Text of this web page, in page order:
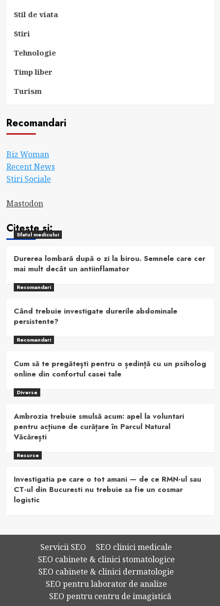
Stil de viata
Stiri
Tehnologie
Timp liber
Turism
Recomandari
Biz Woman
Recent News
Stiri Sociale
Mastodon
Citeste si:
Sfatul medicului
Durerea lombară după o zi la birou. Semnele care cer
mai mult decât un antiinflamator
Recomandari
Când trebuie investigate durerile abdominale
persistente?
Recomandari
Cum să te pregătești pentru o ședință cu un psiholog
online din confortul casei tale
Diverse
Ambrozia trebuie smulsă acum: apel la voluntari
pentru acțiune de curățare în Parcul Natural
Văcărești
Resurse
Investigatia pe care o tot amani — de ce RMN-ul sau
CT-ul din Bucuresti nu trebuie sa fie un cosmar
logistic
Servicii SEO
SEO clinici medicale
SEO cabinete & clinici stomatologice
SEO cabinete & clinici dermatologie
SEO pentru laborator de analize
SEO pentru centru de imagistică